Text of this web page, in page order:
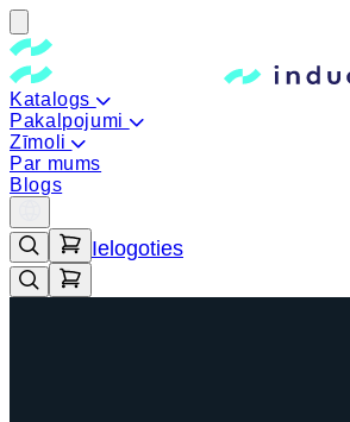
Katalogs
Pakalpojumi
Zīmoli
Par mums
Blogs
Ielogoties